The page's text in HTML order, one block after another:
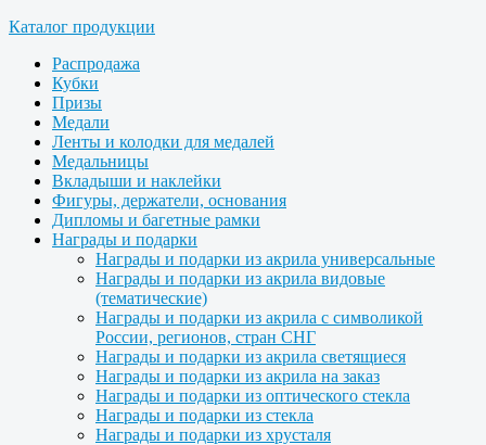
Каталог продукции
Распродажа
Кубки
Призы
Медали
Ленты и колодки для медалей
Медальницы
Вкладыши и наклейки
Фигуры, держатели, основания
Дипломы и багетные рамки
Награды и подарки
Награды и подарки из акрила универсальные
Награды и подарки из акрила видовые
(тематические)
Награды и подарки из акрила с символикой
России, регионов, стран СНГ
Награды и подарки из акрила светящиеся
Награды и подарки из акрила на заказ
Награды и подарки из оптического стекла
Награды и подарки из стекла
Награды и подарки из хрусталя